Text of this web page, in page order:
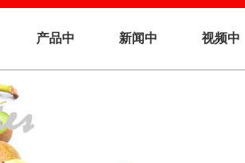
产品中 新闻中 视频中